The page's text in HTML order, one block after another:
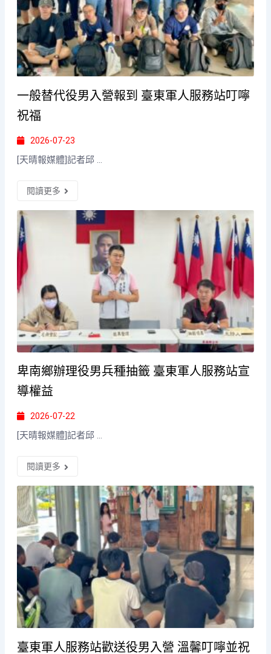
一般替代役男入營報到 臺東軍人服務站叮嚀
祝福
2026-07-23
[天晴報媒體]記者邱 ...
閱讀更多
卑南鄉辦理役男兵種抽籤 臺東軍人服務站宣
導權益
2026-07-22
[天晴報媒體]記者邱 ...
閱讀更多
臺東軍人服務站歡送役男入營 溫馨叮嚀並祝